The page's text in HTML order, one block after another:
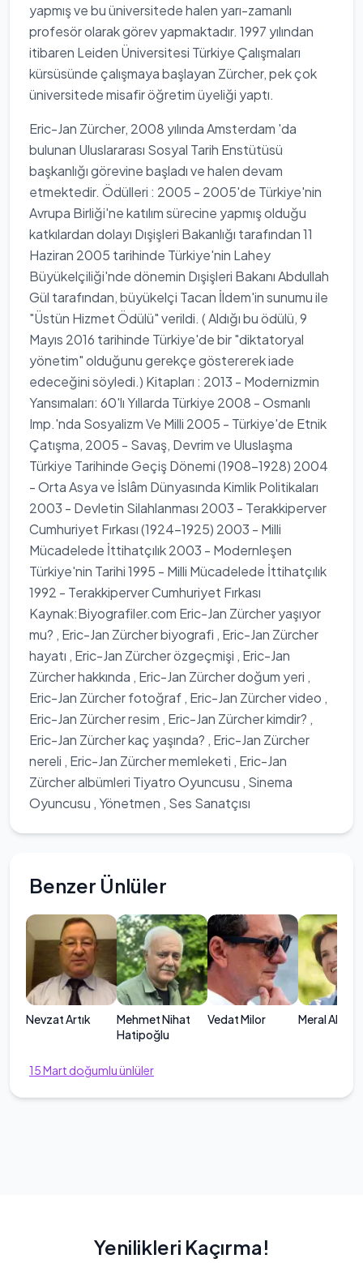
yapmış ve bu üniversitede halen yarı-zamanlı
profesör olarak görev yapmaktadır. 1997 yılından
itibaren Leiden Üniversitesi Türkiye Çalışmaları
kürsüsünde çalışmaya başlayan Zürcher, pek çok
üniversitede misafir öğretim üyeliği yaptı.
Eric-Jan Zürcher, 2008 yılında Amsterdam 'da
bulunan Uluslararası Sosyal Tarih Enstütüsü
başkanlığı görevine başladı ve halen devam
etmektedir. Ödülleri : 2005 - 2005'de Türkiye'nin
Avrupa Birliği'ne katılım sürecine yapmış olduğu
katkılardan dolayı Dışişleri Bakanlığı tarafından 11
Haziran 2005 tarihinde Türkiye'nin Lahey
Büyükelçiliği'nde dönemin Dışişleri Bakanı Abdullah
Gül tarafından, büyükelçi Tacan İldem'in sunumu ile
"Üstün Hizmet Ödülü" verildi. ( Aldığı bu ödülü, 9
Mayıs 2016 tarihinde Türkiye'de bir "diktatoryal
yönetim" olduğunu gerekçe göstererek iade
edeceğini söyledi.) Kitapları : 2013 - Modernizmin
Yansımaları: 60'lı Yıllarda Türkiye 2008 - Osmanlı
Imp.'nda Sosyalizm Ve Milli 2005 - Türkiye'de Etnik
Çatışma, 2005 - Savaş, Devrim ve Uluslaşma
Türkiye Tarihinde Geçiş Dönemi (1908-1928) 2004
- Orta Asya ve İslâm Dünyasında Kimlik Politikaları
2003 - Devletin Silahlanması 2003 - Terakkiperver
Cumhuriyet Fırkası (1924-1925) 2003 - Milli
Mücadelede İttihatçılık 2003 - Modernleşen
Türkiye'nin Tarihi 1995 - Milli Mücadelede İttihatçılık
1992 - Terakkiperver Cumhuriyet Fırkası
Kaynak:Biyografiler.com Eric-Jan Zürcher yaşıyor
mu? , Eric-Jan Zürcher biyografi , Eric-Jan Zürcher
hayatı , Eric-Jan Zürcher özgeçmişi , Eric-Jan
Zürcher hakkında , Eric-Jan Zürcher doğum yeri ,
Eric-Jan Zürcher fotoğraf , Eric-Jan Zürcher video ,
Eric-Jan Zürcher resim , Eric-Jan Zürcher kimdir? ,
Eric-Jan Zürcher kaç yaşında? , Eric-Jan Zürcher
nereli , Eric-Jan Zürcher memleketi , Eric-Jan
Zürcher albümleri Tiyatro Oyuncusu , Sinema
Oyuncusu , Yönetmen , Ses Sanatçısı
Benzer Ünlüler
Nevzat Artık
Mehmet Nihat
Hatipoğlu
Vedat Milor Meral
15Mart doğumlu ünlüler
Yenilikleri Kaçırma!